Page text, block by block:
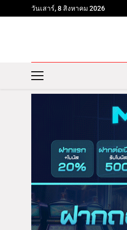
วันเสาร์, 8 สิงหาคม 2026